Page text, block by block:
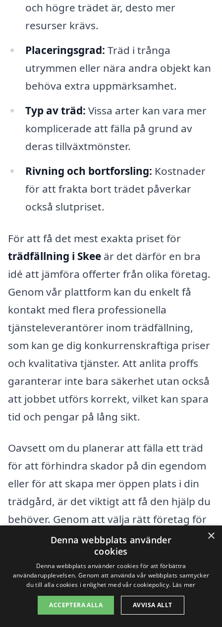
och högre trädet är, desto mer
resurser krävs.
Placeringsgrad: Träd i trånga
utrymmen eller nära andra objekt kan
behöva extra uppmärksamhet.
Typ av träd: Vissa arter kan vara mer
komplicerade att fälla på grund av
deras tillväxtmönster.
Rivning och bortforsling: Kostnader
för att frakta bort trädet påverkar
också slutpriset.
För att få det mest exakta priset för
trädfällning i Skee är det därför en bra
idé att jämföra offerter från olika företag.
Genom vår plattform kan du enkelt få
kontakt med flera professionella
tjänsteleverantörer inom trädfällning,
som kan ge dig konkurrenskraftiga priser
och kvalitativa tjänster. Att anlita proffs
garanterar inte bara säkerhet utan också
att jobbet utförs korrekt, vilket kan spara
tid och pengar på lång sikt.
Oavsett om du planerar att fälla ett träd
för att förhindra skador på din egendom
eller för att skapa mer öppen plats i din
trädgård, är det viktigt att få den hjälp du
behöver. Genom att välja rätt företag för
trädfällning i Skeekan du säkerställa att
du får ett bra resultat till ett rimligt pris.
Få 3 erbjudanden, gratis och utan
förpliktelser
×
Denna webbplats använder
cookies
Denna webbplats använder cookies för att förbättra
användarupplevelsen. Genom att använda vår webbplats samtycker
du till alla cookies i enlighet med vår cookiepolicy. Läs mer
ACCEPTERA ALLA AVVISA ALLT